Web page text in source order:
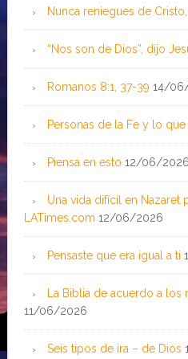
Nunca reniegues de
“Nos son de Dios”, dijo
Romanos 8:1, 37-39 14/
Personas de la Fe y lo
Piensa en esto 12/06/2026
Una vida difícil en Nazaret
LATimes.com 12/06/2026
Pensaste que era igual a ti
La Biblia de acuerdo a
11/06/2026
Seis tipos de ira – de Dios